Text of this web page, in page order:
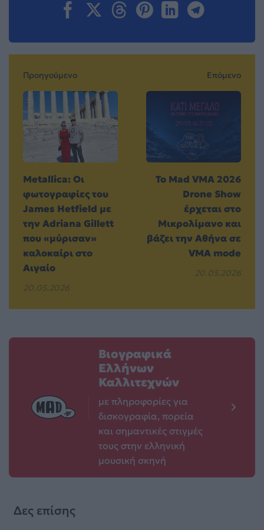
Προηγούμενο
Metallica: Οι
φωτογραφίες του
James Hetfield με
την Adriana Gillett
που «μύρισαν»
καλοκαίρι στο
Αιγαίο
20.05.2026
Επόμενο
Το Mad VMA 2026
Drone Show
έρχεται στο
Μικρολίμανο και
βάζει την Αθήνα σε
VMA mode
20.05.2026
Βιογραφικά
Ελλήνων
Καλλιτεχνών
με πληροφορίες για
δισκογραφία, πορεία
και σημαντικές στιγμές
τους στην ελληνική
μουσική σκηνή
Δες επίσης